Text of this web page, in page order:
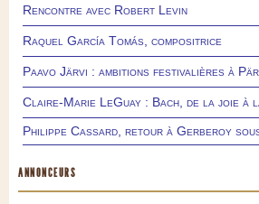
Rencontre avec Robert Levin
Raquel García Tomás, compositrice
Paavo Järvi : ambitions festivalières à
Claire-Marie LeGuay : Bach, de la joie à
Philippe Cassard, retour à Gerberoy
ANNONCEURS